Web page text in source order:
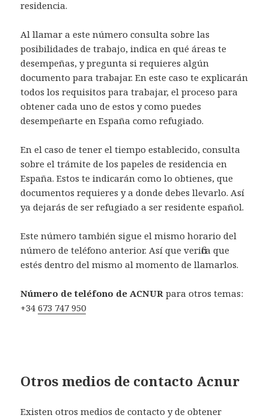
residencia.
Al llamar a este número consulta sobre las
posibilidades de trabajo, indica en qué áreas te
desempeñas, y pregunta si requieres algún
documento para trabajar. En este caso te explicarán
todos los requisitos para trabajar, el proceso para
obtener cada uno de estos y como puedes
desempeñarte en España como refugiado.
En el caso de tener el tiempo establecido, consulta
sobre el trámite de los papeles de residencia en
España. Estos te indicarán como lo obtienes, que
documentos requieres y a donde debes llevarlo. Así
ya dejarás de ser refugiado a ser residente español.
Este número también sigue el mismo horario del
número de teléfono anterior. Así que verifica que
estés dentro del mismo al momento de llamarlos.
Número de teléfono de ACNUR para otros temas:
+34673 747 950
Otros medios de contacto Acnur
Existen otros medios de contacto y de obtener